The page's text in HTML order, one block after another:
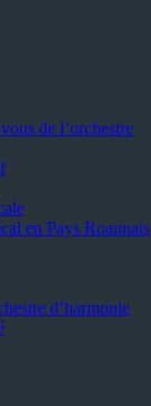
de l’orchestre
en Pays Roannais
d’harmonie